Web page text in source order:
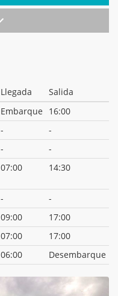
Llegada
Salida
Embarque
16:00
-
-
-
-
07:00 14:30
-
-
09:00
17:00
07:00
17:00
06:00 Desembarque